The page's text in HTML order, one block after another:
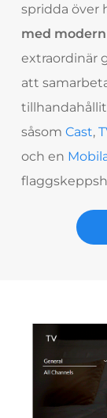
spridda över
med
extraordinär
att
såsom Cast,
och en